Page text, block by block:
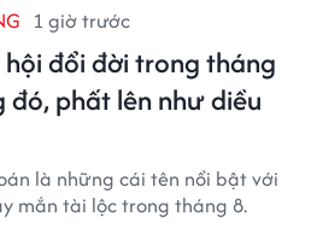
1 giờ trước
đổi đời trong tháng
đó, phất lên như diều
là những cái tên nổi bật với
mắn tài lộc trong tháng 8.